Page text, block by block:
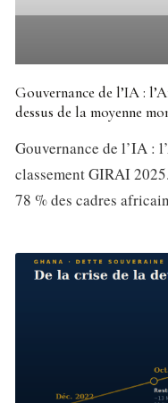
Gouvernance de l’IA :
dessus de la moyenne
Gouvernance de l’IA :
classement GIRAI
78 % des cadres